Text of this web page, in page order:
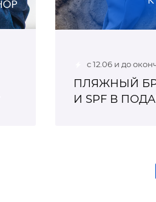
с 12.06 и до
ПЛЯЖНЫЙ
И SPF В